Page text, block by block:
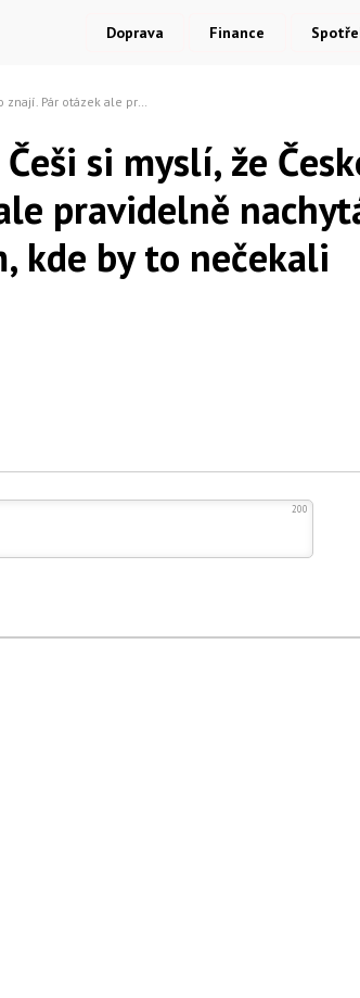
Doprava Finance
nachytá i ty nejjistější tam, kde by to nečekali
si myslí, že
pravidelně
kde by to nečekali
200